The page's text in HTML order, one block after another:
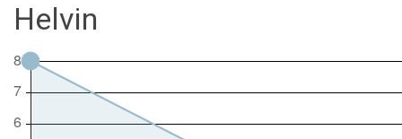
Nurhilman
Pathin
Helvin